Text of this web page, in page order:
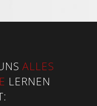
ALLES
LERNEN